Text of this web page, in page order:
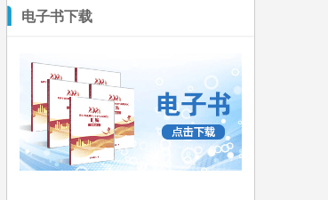
电子书下载